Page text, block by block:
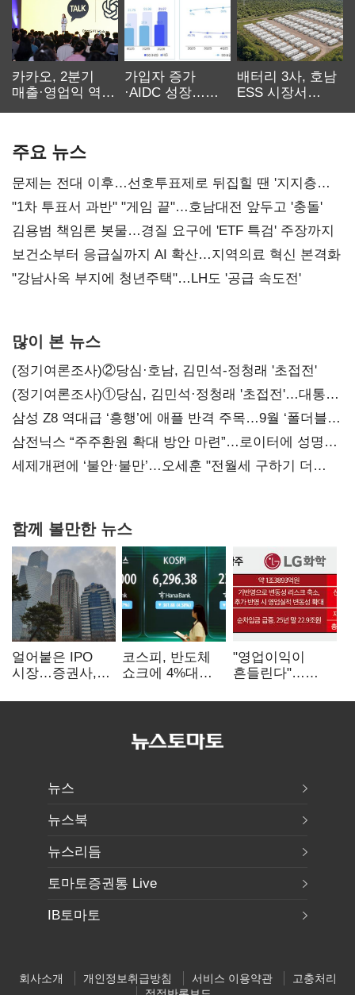
카카오, 2분기
매출·영업익 역대
가입자 증가
·AIDC 성장…
배터리 3사, 호남
ESS 시장서
주요 뉴스
문제는 전대 이후…선호투표제로 뒤집힐 땐 '지지층
불복'
"1차 투표서 과반" "게임 끝"…호남대전 앞두고 '충돌'
김용범 책임론 봇물…경질 요구에 'ETF 특검' 주장까지
보건소부터 응급실까지 AI 확산…지역의료 혁신 본격화
"강남사옥 부지에 청년주택"…LH도 '공급 속도전'
많이 본 뉴스
(정기여론조사)②당심·호남, 김민석-정청래 '초접전'
(정기여론조사)①당심, 김민석·정청래 '초접전'…대통령
지지도 '50% 아래로'(종합)
삼성 Z8 역대급 ‘흥행’에 애플 반격 주목…9월 ‘폴더블
대전’
삼전닉스 “주주환원 확대 방안 마련”…로이터에 성명
보내
세제개편에 ‘불안·불만’…오세훈 "전월세 구하기 더
함께 볼만한 뉴스
얼어붙은 IPO
시장…증권사,
전쟁' 기대
코스피, 반도체
쇼크에 4%대
5거래일째 상승
"영업이익이
흔들린다"…
18에 취약
뉴스
뉴스북
뉴스리듬
토마토증권통 Live
IB토마토
회사소개 개인정보취급방침 서비스 이용약관
고충처리